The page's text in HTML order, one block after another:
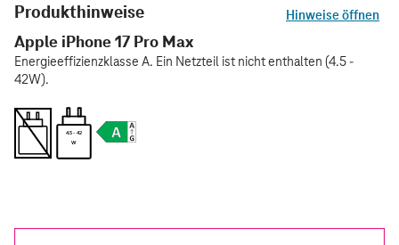
Produkthinweise
Hinweise öffnen
Apple iPhone 17 Pro Max
Energieeffizienzklasse A. Ein Netzteil ist nicht enthalten (4.5 -
42W).
4.5 - 42
W